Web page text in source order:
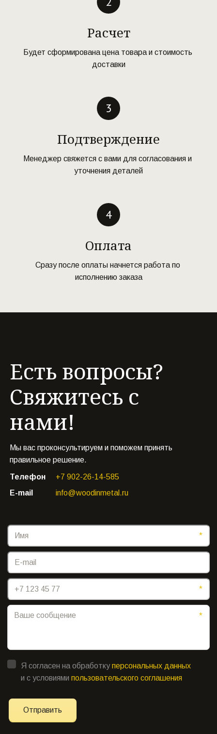
Расчет
Будет сформирована цена товара и стоимость
доставки
Подтверждение
Менеджер свяжется с вами для согласования и
уточнения деталей
Оплата
Сразу после оплаты начнется работа по
исполнению заказа
Есть вопросы?
Свяжитесь с
нами!
Мы вас проконсультируем и поможем принять
правильное решение.
Телефон
+7 902-26-14-585
E-mail
info@woodinmetal.ru
*
*
*
Я согласен на обработкуперсональных данных
и с условиями пользовательского соглашения
Отправить